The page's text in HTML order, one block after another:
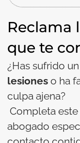
Reclama
que te
¿Has sufrido un
lesiones o ha
culpa ajena?
Completa
abogado